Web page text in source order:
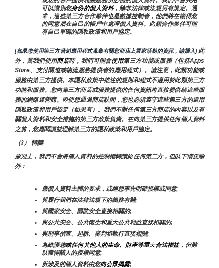
可以識別您身份的個人資料，除非法律或法規另有規定。通
常，這些第三方合作夥伴也是數據控制者，他們將在徵得您
的同意后在自己的帳戶中處理個人資料。此類合作夥伴可能
有自己單獨的隱私政策和用戶協定。
[如果您使用第三方营銷應用程式蒐集有關您商店上買家活動的資訊，請插入] 此
外，當我們使用商店時， 我們可能會使用第三方功能或服務（包括Apps
Store、支付閘道或物流服務提供者的應用程式）。請注意，此類功能或
服務由第三方提供。本隱私政策中描述的規則和程式不適用於此類第三方
功能和服務。您向第三方商店或服務提供的任何資訊將直接提供給這些服
務的網路運營商。即使您通過商店訪問，您也必須遵守這些第三方的適用
隱私政策和用戶協定（如果有）。我們不對任何第三方商店的內容以及有
關個人資料和安全措施的第三方政策負責。在向第三方提供任何個人資料
之前，您應閱讀並理解第三方的隱私政策和用戶協定。
（3） 轉讓
原則上，我們不會將個人資料的控制權轉讓給任何第三方，但以下情況除
外：
應個人資料主體的要求，或經您事先明確授權或同意;
與履行我們在法律法規下的義務有關;
與國家安全、國防安全直接相關的;
與公共安全、公共衛生和重大公共利益直接相關的;
與刑事偵查、起訴、審判和執行直接相關;
為維護您或任何其他人的生命、財產等重大合法權益，但難
以獲得該人的授權同意;
所涉及的個人資料由您向公眾揭露;